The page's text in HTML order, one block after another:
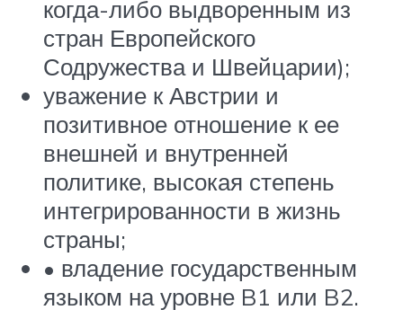
когда-либо выдворенным из
стран Европейского
Содружества и Швейцарии);
уважение к Австрии и
позитивное отношение к ее
внешней и внутренней
политике, высокая степень
интегрированности в жизнь
страны;
• владение государственным
языком на уровне B1 или B2.